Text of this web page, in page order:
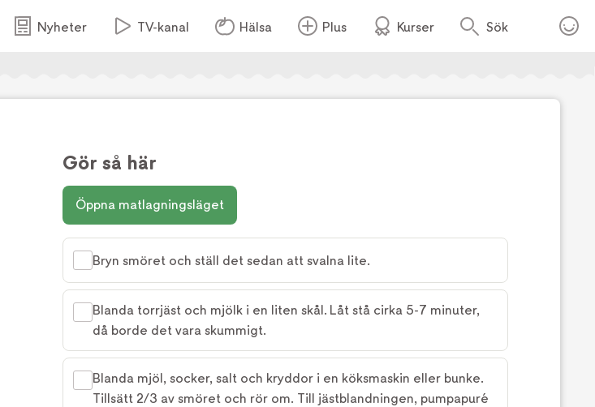
Nyheter TV-kanal Hälsa Plus Kurser Sök
Foto:TV4
Gör så här
Öppna matlagningsläget
Bryn smöret och ställ det sedan att svalna lite.
Blanda torrjäst och mjölk i en liten skål. Låt stå cirka 5-7 minuter,
då borde det vara skummigt.
Blanda mjöl, socker, salt och kryddor i en köksmaskin eller bunke.
Tillsätt 2/3 av smöret och rör om. Till jästblandningen, pumpapuré